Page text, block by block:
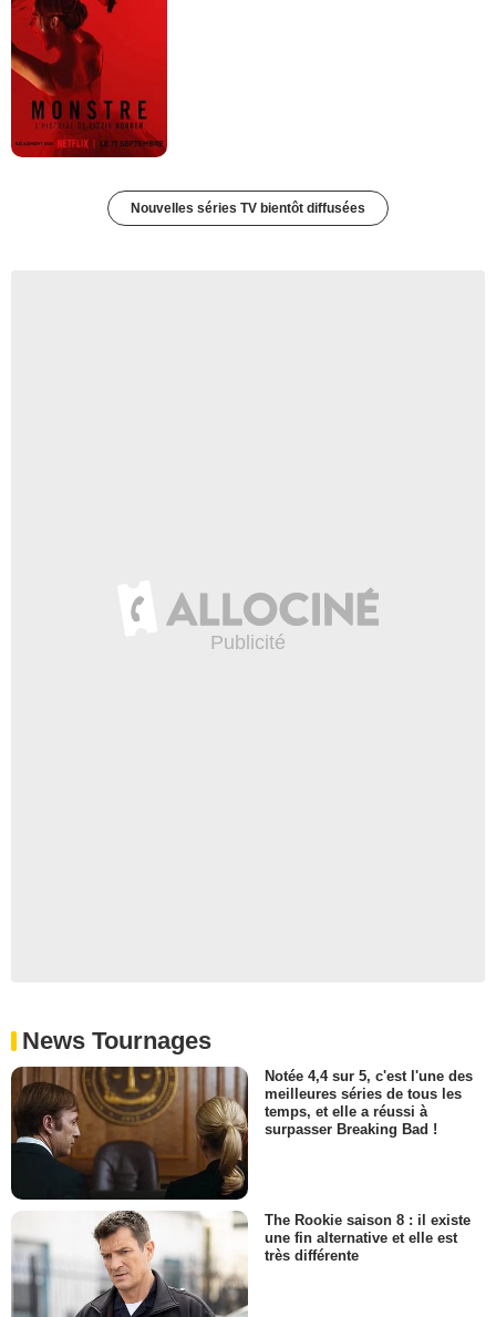
Nouvelles séries TV bientôt diffusées
News Tournages
Notée 4,4 sur 5, c'est l'une des
meilleures séries de tous les
temps, et elle a réussi à
surpasser Breaking Bad !
The Rookie saison 8 : il existe
une fin alternative et elle est
très différente